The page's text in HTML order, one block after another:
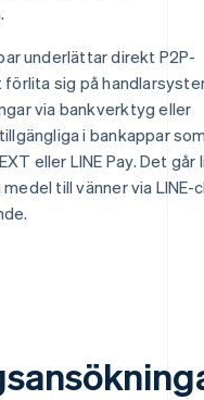
underlättar direkt P2P-
sig på
via bankverktyg eller
i bankappar
eller LINE Pay. Det går
till vänner via LINE-